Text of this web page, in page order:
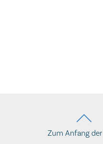
Zum Anfang